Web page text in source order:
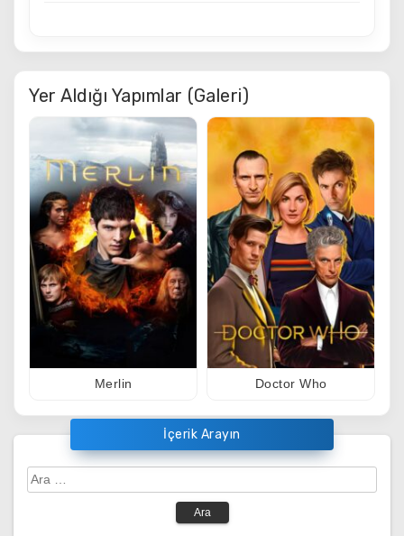
Yer Aldığı Yapımlar (Galeri)
Merlin Doctor Who
İçerik Arayın
Arama: